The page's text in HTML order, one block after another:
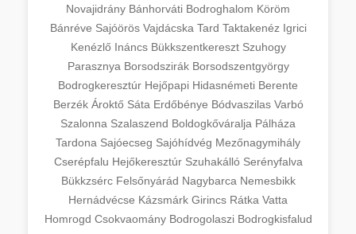
Novajidrány Bánhorváti Bodroghalom Köröm
Bánréve Sajóörös Vajdácska Tard Taktakenéz Igrici
Kenézlő Ináncs Bükkszentkereszt Szuhogy
Parasznya Borsodszirák Borsodszentgyörgy
Bodrogkeresztúr Hejőpapi Hidasnémeti Berente
Berzék Ároktő Sáta Erdőbénye Bódvaszilas Varbó
Szalonna Szalaszend Boldogkőváralja Pálháza
Tardona Sajóecseg Sajóhídvég Mezőnagymihály
Cserépfalu Hejőkeresztúr Szuhakálló Serényfalva
Bükkzsérc Felsőnyárád Nagybarca Nemesbikk
Hernádvécse Kázsmárk Girincs Rátka Vatta
Homrogd Csokvaomány Bodrogolaszi Bodrogkisfalud